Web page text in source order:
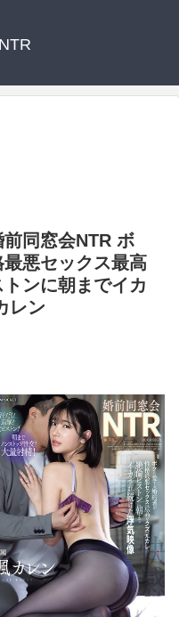
前同窓会NTR ボ
悪セックス最高
ンに朝までイカ
レン